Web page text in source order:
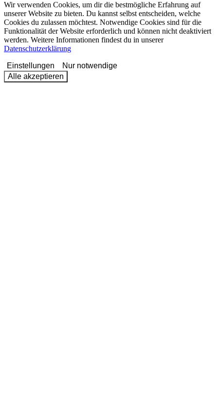
Wir verwenden Cookies, um dir die bestmögliche Erfahrung auf
unserer Website zu bieten. Du kannst selbst entscheiden, welche
Cookies du zulassen möchtest. Notwendige Cookies sind für die
Funktionalität der Website erforderlich und können nicht deaktiviert
werden. Weitere Informationen findest du in unserer
Datenschutzerklärung
Einstellungen
Nur notwendige
Alle akzeptieren